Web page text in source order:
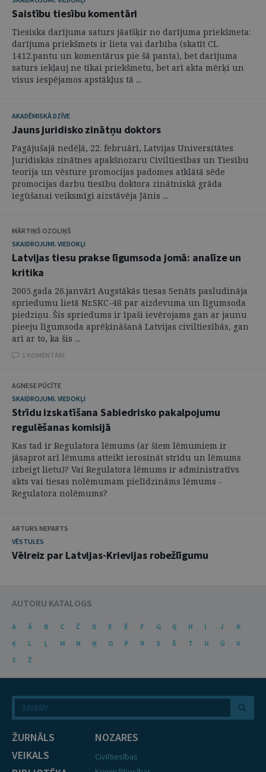
Saistību tiesību komentāri
Tiesiska darījuma saturs jāatšķir no darījuma priekšmeta:
darījuma priekšmets ir lieta vai darbība (skatīt CL
1412.pantu un komentārus pie šā panta), bet darījuma
saturs iekļauj ne tikai priekšmetu, bet arī akta mērķi un
visus iespējamos apstākļus tā ...
AKADĒMISKĀ DZĪVE
Jauns juridisko zinātņu doktors
Pagājušajā nedēļā, 22. februārī, Latvijas Universitātes
Juridiskās zinātnes apakšnozaru Civiltiesības un Tiesību
teorija un vēsture promocijas padomes atklātā sēde
promocijas darbu tiesību doktora zinātniskā grāda
iegūšanai veiksmīgi aizstāvēja Jānis ...
MĀRTIŅŠ OZOLIŅŠ
SKAIDROJUMI. VIEDOKĻI
Latvijas tiesu prakse līgumsoda jomā: analīze un
kritika
2005.gada 26.janvārī Augstākās tiesas Senāts pasludināja
spriedumu lietā Nr.SKC-48 par aizdevuma un līgumsoda
piedziņu. Šis spriedums ir īpaši ievērojams gan ar jaunu
pieeju līgumsoda aprēķināšanā Latvijas civiltiesībās, gan
arī ar to, ka šis ...
1 KOMENTĀRI
AGNESE PŪCĪTE
SKAIDROJUMI. VIEDOKĻI
Strīdu izskatīšana Sabiedrisko pakalpojumu
regulēšanas komisijā
Kas tad ir Regulatora lēmums (ar šiem lēmumiem ir
jāsaprot arī lēmums atteikt ierosināt strīdu un lēmums
izbeigt lietu)? Vai Regulatora lēmums ir administratīvs
akts vai tiesas nolēmumam pielīdzināms lēmums -
Regulatora nolēmums?
ARTURS NEPARTS
VĒSTULES
Vēlreiz par Latvijas-Krievijas robežlīgumu
AUTORU KATALOGS
A Ā B C Č D E Ē F G Ģ H I J
K
Ķ
L Ļ M N Ņ O P R S Š T U Ū
V
Z
Ž
ŽURNĀLS
VEIKALS
NOZARES
Civiltiesības